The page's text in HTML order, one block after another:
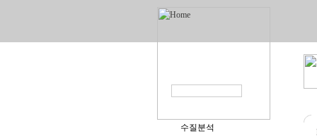
수질분석